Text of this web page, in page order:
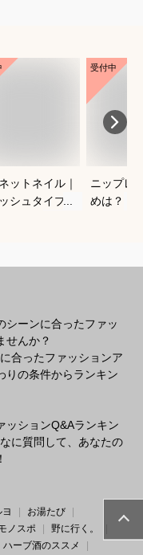
ットネイル｜
シュタイプで
受付中
ニップレ
めは？
シーンに合ったファッ
せんか？
合ったファッションア
りの条件からランキン
ッションQ&Aランキン
に質問して、あなたの
お湯たび
ノスポ
野に行く。
ハーブ酒のススメ